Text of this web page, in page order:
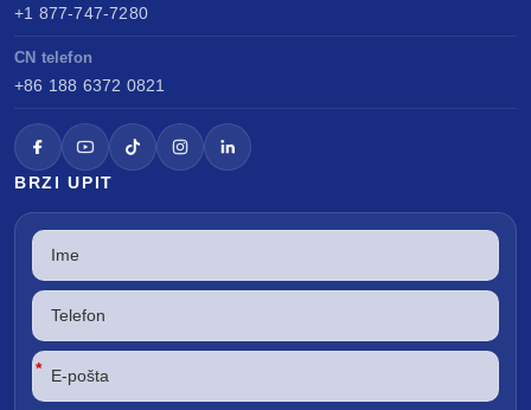
+1 877-747-7280
CN telefon
+86 188 6372 0821
BRZI UPIT
*